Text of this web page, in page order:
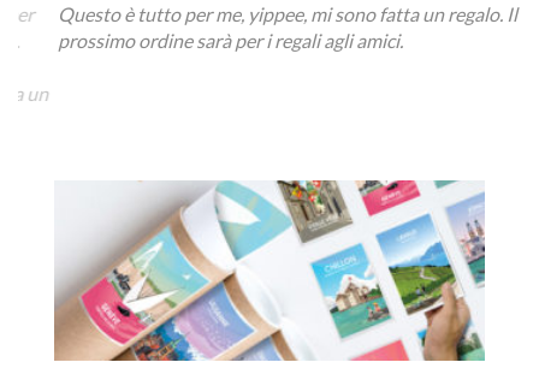
Questo è tutto per me, yippee, mi sono fatta un regalo. Il
prossimo ordine sarà per i regali agli amici.